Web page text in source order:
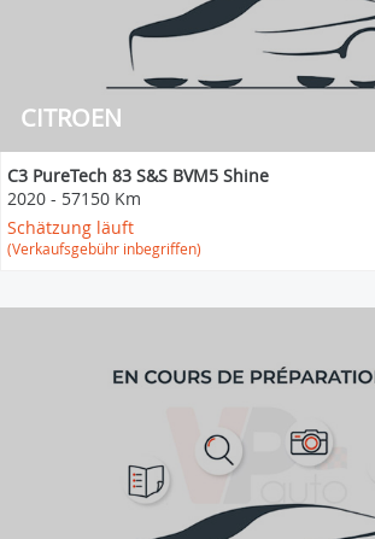
CITROEN
C3 PureTech 83 S&S BVM5 Shine
2020 - 57150 Km
Schätzung läuft
(Verkaufsgebühr inbegriffen)